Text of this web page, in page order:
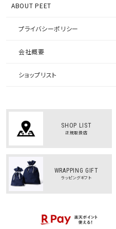
ABOUT PEET
プライバシーポリシー
会社概要
ショップリスト
SHOP LIST
正規取扱店
WRAPPING GIFT
ラッピングギフト